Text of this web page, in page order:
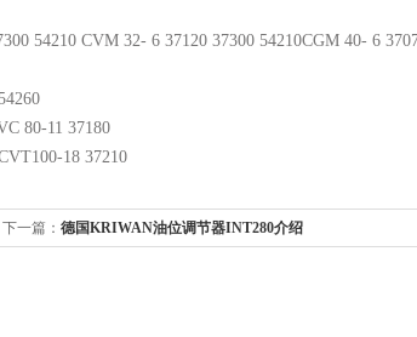
54210 CVM 32- 6 37120 37300 54210CGM 40- 6
80-11 37180
18 37210
下一篇： 德国KRIWAN油位调节器INT280介绍